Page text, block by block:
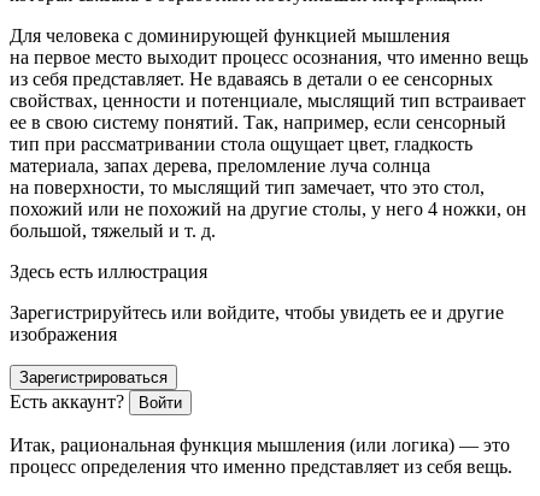
Для человека с доминирующей функцией мышления
на первое место выходит процесс осознания, что именно вещь
из себя представляет. Не вдаваясь в детали о ее сенсорных
свойствах, ценности и потенциале, мыслящий тип встраивает
ее в свою систему понятий. Так, например, если сенсорный
тип при рассматривании стола ощущает цвет, гладкость
материала, запах дерева, преломление луча солнца
на поверхности, то мыслящий тип замечает, что это стол,
похожий или не похожий на другие столы, у него 4 ножки, он
большой, тяжелый и т. д.
Здесь есть иллюстрация
Зарегистрируйтесь или войдите, чтобы увидеть ее и другие
изображения
Зарегистрироваться
Есть аккаунт? Войти
Итак, рациональная функция мышления (или логика) — это
процесс определения что именно представляет из себя вещь.